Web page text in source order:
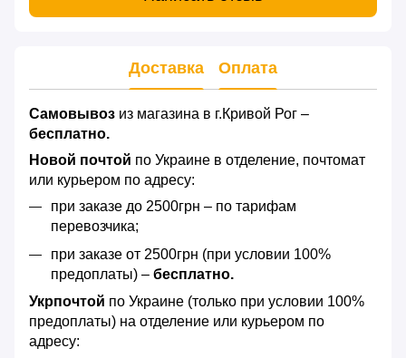
Доставка Оплата
Самовывоз из магазина в г.Кривой Рог –
бесплатно.
Новой почтой по Украине в отделение, почтомат
или курьером по адресу:
при заказе до 2500грн – по тарифам
перевозчика;
при заказе от 2500грн (при условии 100%
предоплаты) – бесплатно.
Укрпочтой по Украине (только при условии 100%
предоплаты) на отделение или курьером по
адресу: